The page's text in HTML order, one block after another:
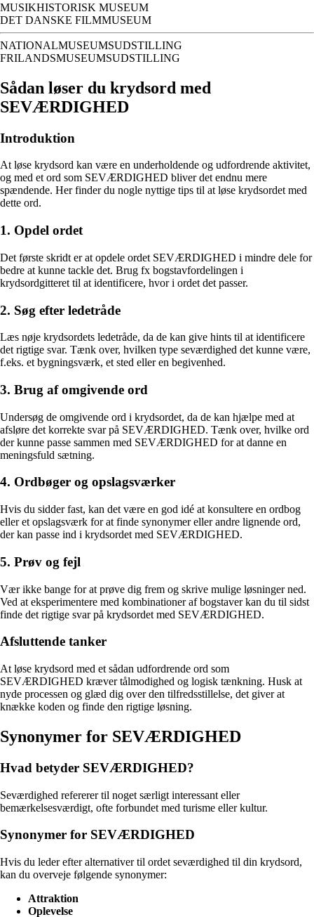
MUSIKHISTORISK MUSEUM
DET DANSKE FILMMUSEUM
NATIONALMUSEUMSUDSTILLING
FRILANDSMUSEUMSUDSTILLING
Sådan løser du krydsord med
SEVÆRDIGHED
Introduktion
At løse krydsord kan være en underholdende og udfordrende aktivitet,
og med et ord som SEVÆRDIGHED bliver det endnu mere
spændende. Her finder du nogle nyttige tips til at løse krydsordet med
dette ord.
1. Opdel ordet
Det første skridt er at opdele ordet SEVÆRDIGHED i mindre dele for
bedre at kunne tackle det. Brug fx bogstavfordelingen i
krydsordgitteret til at identificere, hvor i ordet det passer.
2. Søg efter ledetråde
Læs nøje krydsordets ledetråde, da de kan give hints til at identificere
det rigtige svar. Tænk over, hvilken type seværdighed det kunne være,
f.eks. et bygningsværk, et sted eller en begivenhed.
3. Brug af omgivende ord
Undersøg de omgivende ord i krydsordet, da de kan hjælpe med at
afsløre det korrekte svar på SEVÆRDIGHED. Tænk over, hvilke ord
der kunne passe sammen med SEVÆRDIGHED for at danne en
meningsfuld sætning.
4. Ordbøger og opslagsværker
Hvis du sidder fast, kan det være en god idé at konsultere en ordbog
eller et opslagsværk for at finde synonymer eller andre lignende ord,
der kan passe ind i krydsordet med SEVÆRDIGHED.
5. Prøv og fejl
Vær ikke bange for at prøve dig frem og skrive mulige løsninger ned.
Ved at eksperimentere med kombinationer af bogstaver kan du til sidst
finde det rigtige svar på krydsordet med SEVÆRDIGHED.
Afsluttende tanker
At løse krydsord med et sådan udfordrende ord som
SEVÆRDIGHED kræver tålmodighed og logisk tænkning. Husk at
nyde processen og glæd dig over den tilfredsstillelse, det giver at
knække koden og finde den rigtige løsning.
Synonymer for SEVÆRDIGHED
Hvad betyder SEVÆRDIGHED?
Seværdighed refererer til noget særligt interessant eller
bemærkelsesværdigt, ofte forbundet med turisme eller kultur.
Synonymer for SEVÆRDIGHED
Hvis du leder efter alternativer til ordet seværdighed til din krydsord,
kan du overveje følgende synonymer:
Attraktion
Oplevelse